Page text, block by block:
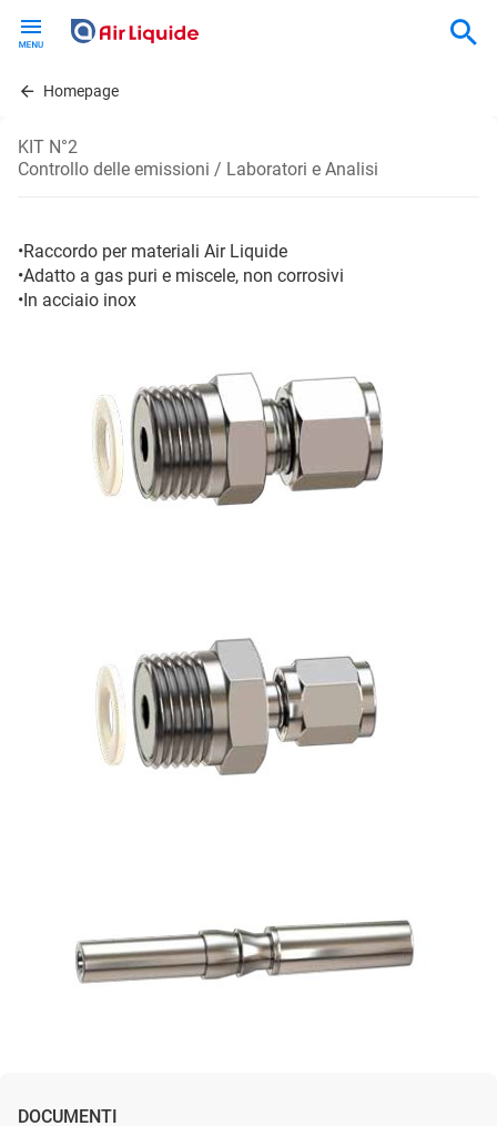
contentHomepage
KIT N°2
Controllo delle emissioni / Laboratori e Analisi
•Raccordo per materiali Air Liquide
•Adatto a gas puri e miscele, non corrosivi
•In acciaio inox
DOCUMENTI